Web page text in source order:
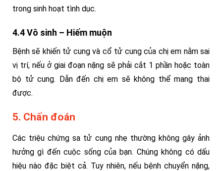
trong sinh hoạt tình dục.
4.4 Vô sinh – Hiếm muộn
Bệnh sẽ khiến tử cung và cổ tử cung của chị em nằm sai
vị trí, nếu ở giai đoạn nặng sẽ phải cắt 1 phần hoặc toàn
bộ tử cung. Dẫn đến chị em sẽ không thể mang thai
được.
5. Chẩn đoán
Các triệu chứng sa tử cung nhẹ thường không gây ảnh
hưởng gì đến cuộc sống của bạn. Chúng không có dấu
hiệu nào đặc biệt cả. Tuy nhiên, nếu bệnh chuyển nặng,